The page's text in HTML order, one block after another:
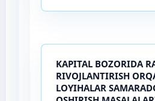
KAPITAL BOZORIDA
RIVOJLANTIRISH
LOYIHALAR